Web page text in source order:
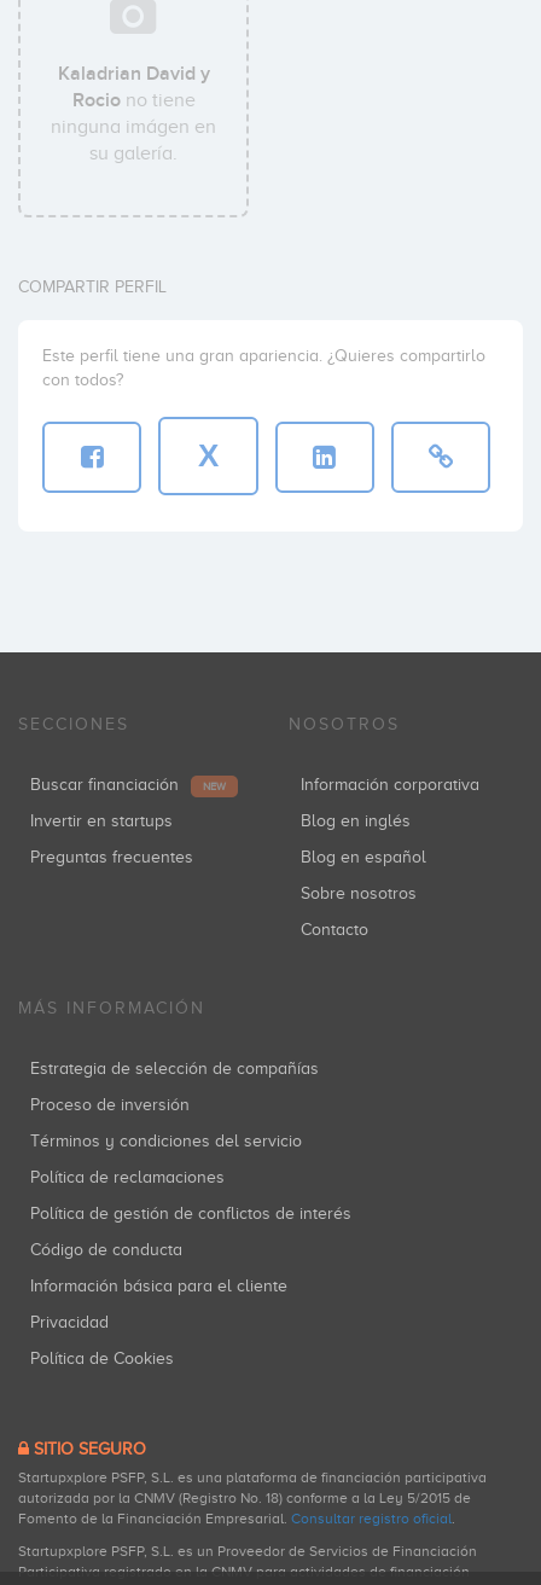
Kaladrian David y
Rociono tiene
ninguna imágen en
su galería.
COMPARTIR PERFIL
Este perfil tiene una gran apariencia. ¿Quieres compartirlo
con todos?
X
SECCIONES
Buscar financiación NEW
Invertir en startups
Preguntas frecuentes
NOSOTROS
Información corporativa
Blog en inglés
Blog en español
Sobre nosotros
Contacto
MÁS INFORMACIÓN
Estrategia de selección de compañías
Proceso de inversión
Términos y condiciones del servicio
Política de reclamaciones
Política de gestión de conflictos de interés
Código de conducta
Información básica para el cliente
Privacidad
Política de Cookies
SITIO SEGURO
Startupxplore PSFP, S.L. es una plataforma de financiación participativa
autorizada por la CNMV (Registro No. 18) conforme a la Ley 5/2015 de
Fomento de la Financiación Empresarial. Consultar registro oficial.
Startupxplore PSFP, S.L. es un Proveedor de Servicios de Financiación
Participativa registrado en la CNMV para actividades de financiación